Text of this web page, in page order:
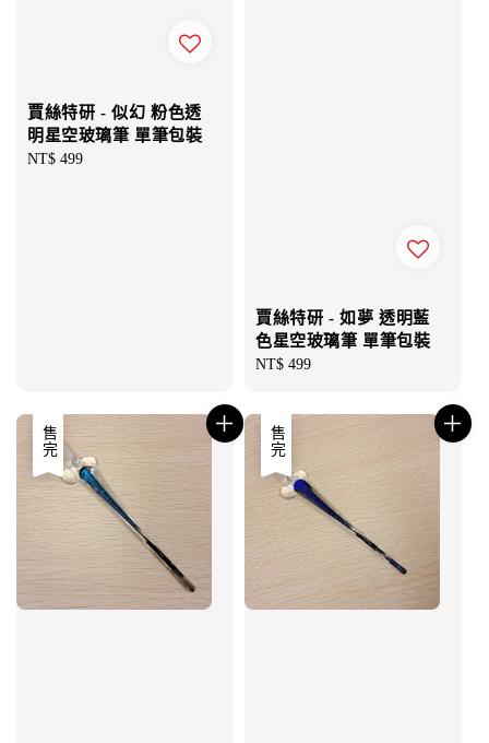
賈絲特研 - 似幻 粉色透
明星空玻璃筆 單筆包裝
Regular
NT$ 499
賈絲特研 - 如夢 透明藍
色星空玻璃筆 單筆包裝
Regular
NT$ 499
售完 售完